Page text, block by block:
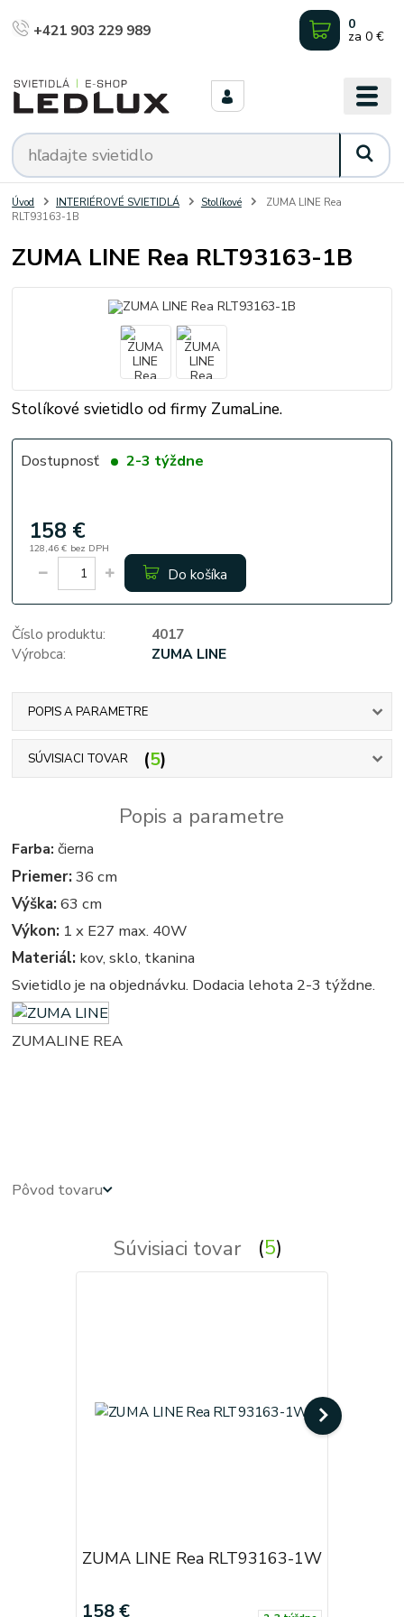
+421 903 229 989 0
za 0 €
Úvod INTERIÉROVÉ SVIETIDLÁ Stolíkové
ZUMA LINE Rea
RLT93163-1B
ZUMA LINE Rea RLT93163-1B
Stolíkové svietidlo od firmy ZumaLine.
Dostupnosť 2-3 týždne
158 €
128,46 € bez DPH
Do košíka
Číslo produktu:
4017
Výrobca:
ZUMA LINE
POPIS A PARAMETRE
SÚVISIACI TOVAR 5
Popis a parametre
Farba: čierna
Priemer: 36 cm
Výška: 63 cm
Výkon: 1 x E27 max. 40W
Materiál: kov, sklo, tkanina
Svietidlo je na objednávku. Dodacia lehota 2-3 týždne.
ZUMALINE REA
Pôvod tovaru
Súvisiaci tovar 5
ZUMA LINE Rea RLT93163-1W
158 €